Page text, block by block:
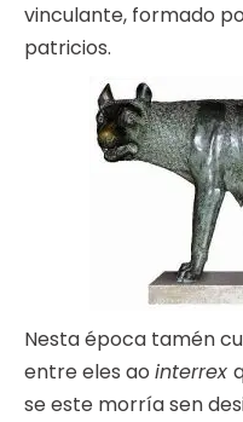
vinculante, formado
patricios.
Nesta época tamén
entre eles ao interrex
se este morría sen